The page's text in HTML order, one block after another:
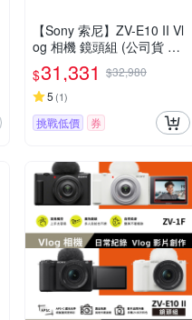
【Sony 索尼】ZV-E10 II Vl
og 相機 鏡頭組 (公司貨 保
固18+6個月)
$31,331 $32,980
5 (1)
挑戰低價 券